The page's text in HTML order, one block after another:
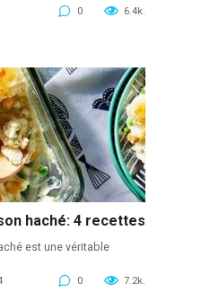
0 6.4k.
haché: 4 recettes
est une véritable
0 7.2k.